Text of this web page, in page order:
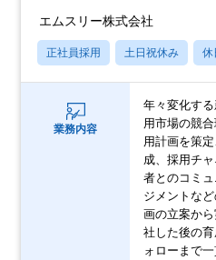
エムスリー株式会社
正社員採用 土日祝休み 休
業務内容
年々変化す
用市場の競
用計画を策
成、採用チ
者とのコミ
ジメントな
画の立案か
社した後の
ォローまで